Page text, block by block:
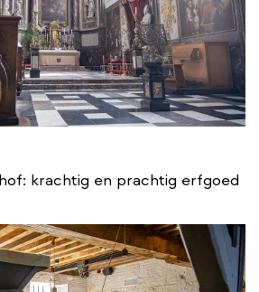
krachtig en prachtig erfgoed